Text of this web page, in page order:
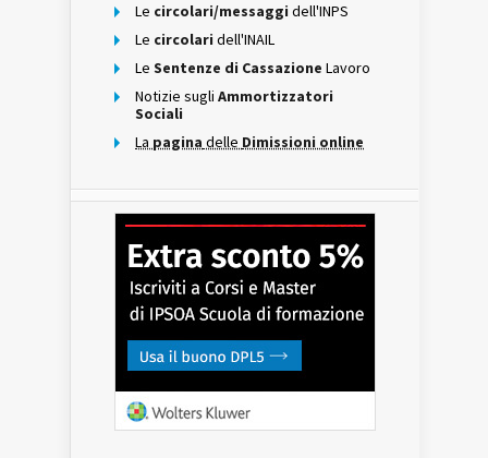
Le circolari/messaggi dell'INPS
Le circolari dell'INAIL
Le Sentenze di Cassazione Lavoro
Notizie sugli Ammortizzatori
Sociali
La pagina delle Dimissioni online